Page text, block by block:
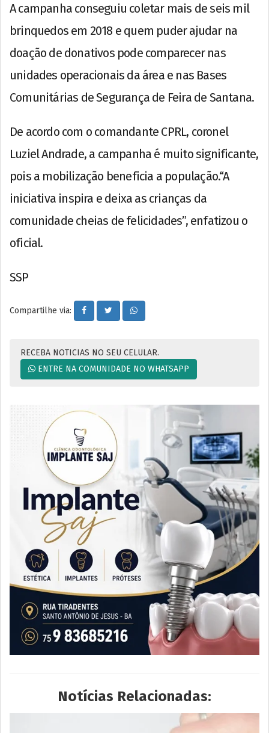
A campanha conseguiu coletar mais de seis mil
brinquedos em 2018 e quem puder ajudar na
doação de donativos pode comparecer nas
unidades operacionais da área e nas Bases
Comunitárias de Segurança de Feira de Santana.
De acordo com o comandante CPRL, coronel
Luziel Andrade, a campanha é muito significante,
pois a mobilização beneficia a população.“A
iniciativa inspira e deixa as crianças da
comunidade cheias de felicidades”, enfatizou o
oficial.
SSP
Compartilhe via:
RECEBA NOTICIAS NO SEU CELULAR.
ENTRE NA COMUNIDADE NO WHATSAPP
Notícias Relacionadas: